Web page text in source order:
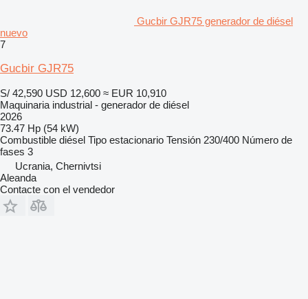
Gucbir GJR75 generador de diésel
nuevo
7
Gucbir GJR75
S/ 42,590 USD 12,600 ≈ EUR 10,910
Maquinaria industrial - generador de diésel
2026
73.47 Hp (54 kW)
Combustible diésel Tipo estacionario Tensión 230/400 Número de
fases 3
Ucrania, Chernivtsi
Aleanda
Contacte con el vendedor